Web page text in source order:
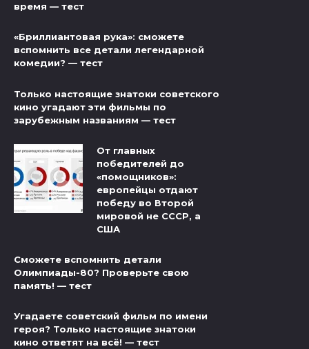
время — тест
«Бриллиантовая рука»: сможете
вспомнить все детали легендарной
комедии? — тест
Только настоящие знатоки советского
кино угадают эти фильмы по
зарубежным названиям — тест
От главных
победителей до
«помощников»:
европейцы отдают
победу во Второй
мировой не СССР, а
США
Сможете вспомнить детали
Олимпиады-80? Проверьте свою
память! — тест
Угадаете советский фильм по имени
героя? Только настоящие знатоки
кино ответят на всё! — тест